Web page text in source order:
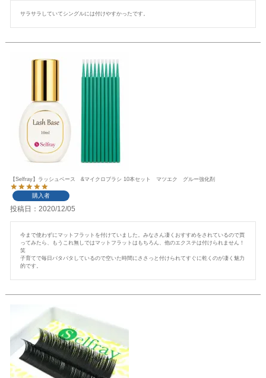
サラサラしていてシングルには付けやすかったです。
【Selfray】ラッシュベース &マイクロブラシ 10本セット マツエク グルー強化剤
購入者
投稿日 2020/12/05
今まで使わずにマットフラットを付けていました。みなさん凄くおすすめをされているので買
ってみたら、もうこれ無しではマットフラットはもちろん、他のエクステは付けられません！
笑
子育てで毎日バタバタしているので空いた時間にささっと付けられてすぐに乾くのが凄く魅力
的です。